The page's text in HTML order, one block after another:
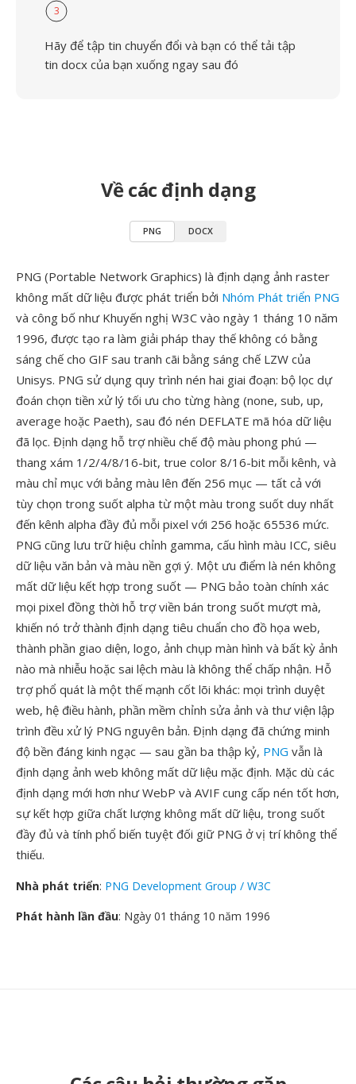
3
Hãy để tập tin chuyển đổi và bạn có thể tải tập
tin docx của bạn xuống ngay sau đó
Về các định dạng
PNG DOCX
PNG (Portable Network Graphics) là định dạng ảnh raster
không mất dữ liệu được phát triển bởi Nhóm Phát triển PNG
và công bố như Khuyến nghị W3C vào ngày 1 tháng 10 năm
1996, được tạo ra làm giải pháp thay thế không có bằng
sáng chế cho GIF sau tranh cãi bằng sáng chế LZW của
Unisys. PNG sử dụng quy trình nén hai giai đoạn: bộ lọc dự
đoán chọn tiền xử lý tối ưu cho từng hàng (none, sub, up,
average hoặc Paeth), sau đó nén DEFLATE mã hóa dữ liệu
đã lọc. Định dạng hỗ trợ nhiều chế độ màu phong phú —
thang xám 1/2/4/8/16-bit, true color 8/16-bit mỗi kênh, và
màu chỉ mục với bảng màu lên đến 256 mục — tất cả với
tùy chọn trong suốt alpha từ một màu trong suốt duy nhất
đến kênh alpha đầy đủ mỗi pixel với 256 hoặc 65536 mức.
PNG cũng lưu trữ hiệu chỉnh gamma, cấu hình màu ICC, siêu
dữ liệu văn bản và màu nền gợi ý. Một ưu điểm là nén không
mất dữ liệu kết hợp trong suốt — PNG bảo toàn chính xác
mọi pixel đồng thời hỗ trợ viền bán trong suốt mượt mà,
khiến nó trở thành định dạng tiêu chuẩn cho đồ họa web,
thành phần giao diện, logo, ảnh chụp màn hình và bất kỳ ảnh
nào mà nhiễu hoặc sai lệch màu là không thể chấp nhận. Hỗ
trợ phổ quát là một thế mạnh cốt lõi khác: mọi trình duyệt
web, hệ điều hành, phần mềm chỉnh sửa ảnh và thư viện lập
trình đều xử lý PNG nguyên bản. Định dạng đã chứng minh
độ bền đáng kinh ngạc — sau gần ba thập kỷ, PNG vẫn là
định dạng ảnh web không mất dữ liệu mặc định. Mặc dù các
định dạng mới hơn như WebP và AVIF cung cấp nén tốt hơn,
sự kết hợp giữa chất lượng không mất dữ liệu, trong suốt
đầy đủ và tính phổ biến tuyệt đối giữ PNG ở vị trí không thể
thiếu.
Nhà phát triển: PNG Development Group / W3C
Phát hành lần đầu: Ngày 01 tháng 10 năm 1996